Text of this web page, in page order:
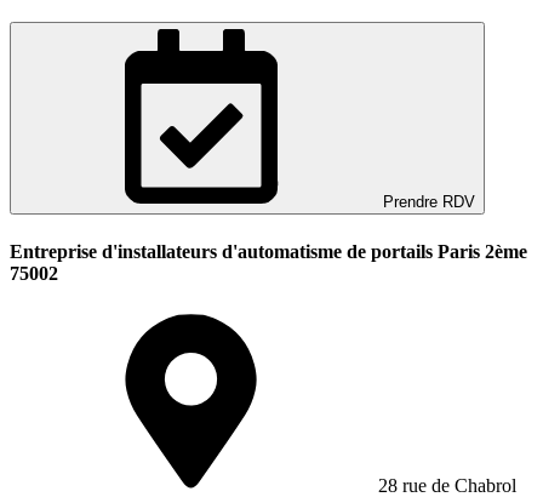
Prendre RDV
Entreprise d'installateurs d'automatisme de portails Paris 2ème
75002
28 rue de Chabrol